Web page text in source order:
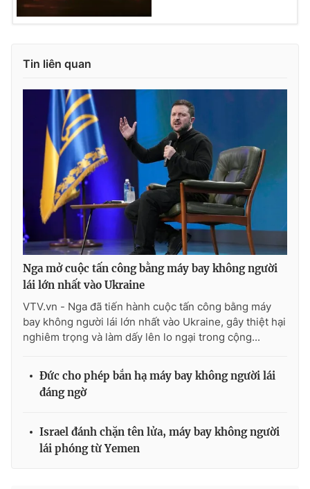
Tin liên quan
Nga mở cuộc tấn công bằng máy bay không người
lái lớn nhất vào Ukraine
VTV.vn - Nga đã tiến hành cuộc tấn công bằng máy
bay không người lái lớn nhất vào Ukraine, gây thiệt hại
nghiêm trọng và làm dấy lên lo ngại trong cộng...
Đức cho phép bắn hạ máy bay không người lái
đáng ngờ
Israel đánh chặn tên lửa, máy bay không người
lái phóng từ Yemen